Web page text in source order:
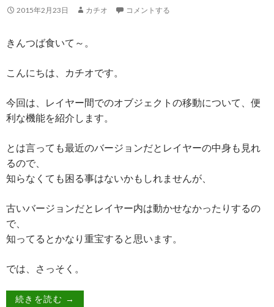
2015年2月23日 カチオ コメントする
きんつば食いて～。
こんにちは、カチオです。
今回は、レイヤー間でのオブジェクトの移動について、便
利な機能を紹介します。
とは言っても最近のバージョンだとレイヤーの中身も見れ
るので、
知らなくても困る事はないかもしれませんが、
古いバージョンだとレイヤー内は動かせなかったりするの
で、
知ってるとかなり重宝すると思います。
では、さっそく。
続きを読む →